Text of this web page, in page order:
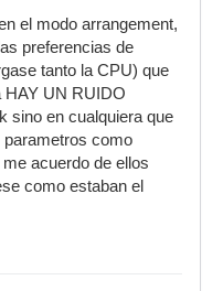
el modo arrangement,
preferencias de
tanto la CPU) que
HAY UN RUIDO
sino en cualquiera que
parametros como
acuerdo de ellos
como estaban el